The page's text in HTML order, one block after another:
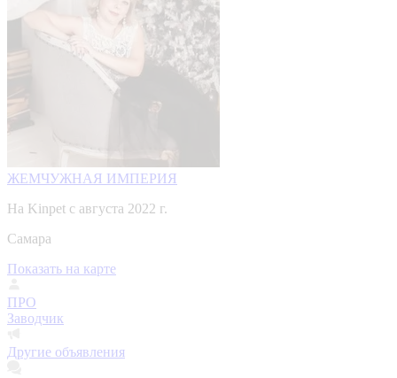
ЖЕМЧУЖНАЯ ИМПЕРИЯ
На Kinpet c августа 2022 г.
Самара
Показать на карте
ПРО
Заводчик
Другие объявления